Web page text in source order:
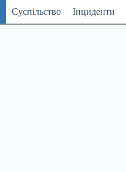
Суспільство Інциденти